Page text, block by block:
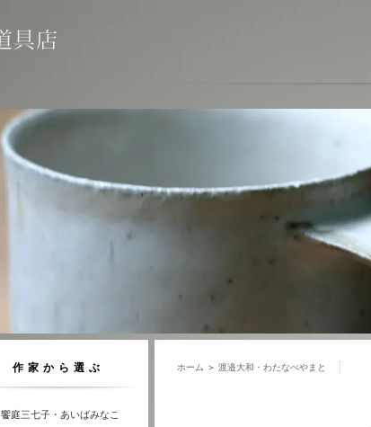
作家から選ぶ
饗庭三七子・あいばみなこ
ホーム ＞ 渡邉大和・わたなべやまと